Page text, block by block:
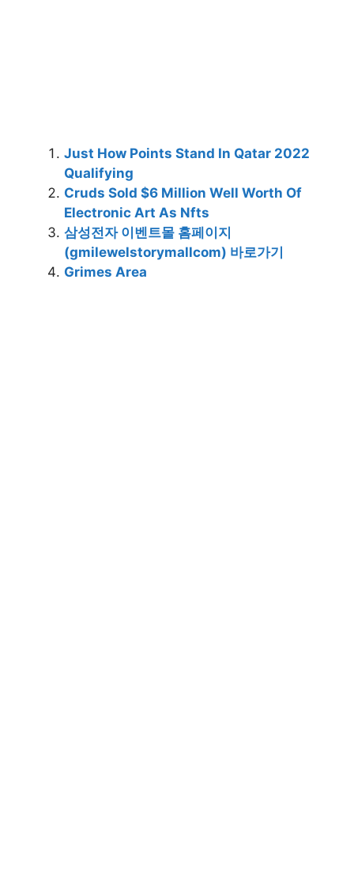
Just How Points Stand In Qatar 2022
Qualifying
Cruds Sold $6 Million Well Worth Of
Electronic Art As Nfts
삼성전자 이벤트몰 홈페이지
(gmilewelstorymallcom) 바로가기
Grimes Area